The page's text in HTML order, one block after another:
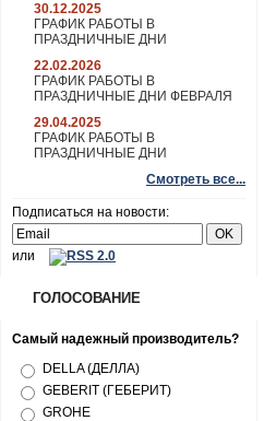
30.12.2025
ГРАФИК РАБОТЫ В
ПРАЗДНИЧНЫЕ ДНИ
22.02.2026
ГРАФИК РАБОТЫ В
ПРАЗДНИЧНЫЕ ДНИ ФЕВРАЛЯ
29.04.2025
ГРАФИК РАБОТЫ В
ПРАЗДНИЧНЫЕ ДНИ
Смотреть все...
Подписаться на новости:
или
ГОЛОСОВАНИЕ
Самый надежный производитель?
DELLA (ДЕЛЛА)
GEBERIT (ГЕБЕРИТ)
GROHE